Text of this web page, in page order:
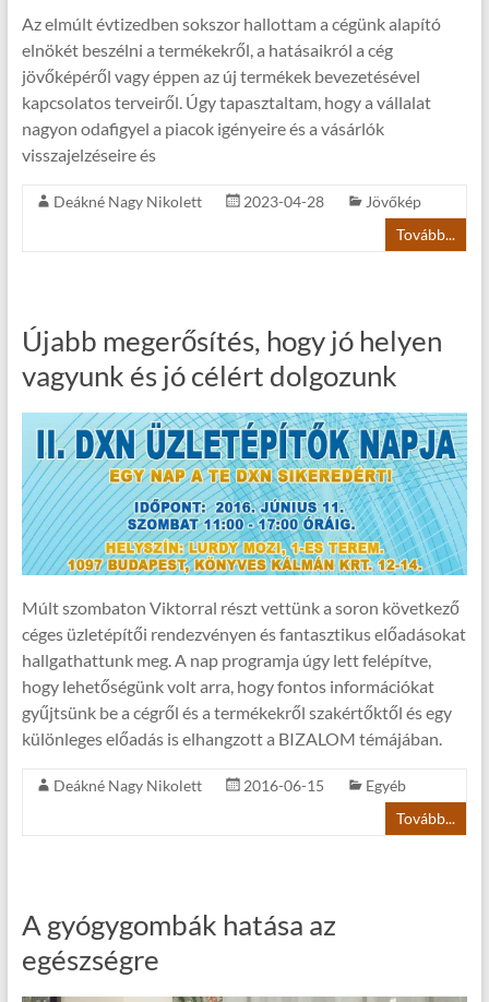
Az elmúlt évtizedben sokszor hallottam a cégünk alapító
elnökét beszélni a termékekről, a hatásaikról a cég
jövőképéről vagy éppen az új termékek bevezetésével
kapcsolatos terveiről. Úgy tapasztaltam, hogy a vállalat
nagyon odafigyel a piacok igényeire és a vásárlók
visszajelzéseire és
Deákné Nagy Nikolett 2023-04-28
Jövőkép
Tovább...
Újabb megerősítés, hogy jó helyen
vagyunk és jó célért dolgozunk
Múlt szombaton Viktorral részt vettünk a soron következő
céges üzletépítői rendezvényen és fantasztikus előadásokat
hallgathattunk meg. A nap programja úgy lett felépítve,
hogy lehetőségünk volt arra, hogy fontos információkat
gyűjtsünk be a cégről és a termékekről szakértőktől és egy
különleges előadás is elhangzott a BIZALOM témájában.
Deákné Nagy Nikolett 2016-06-15
Egyéb
Tovább...
A gyógygombák hatása az
egészségre